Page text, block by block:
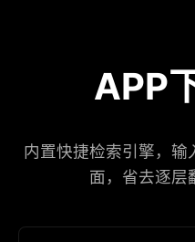
APP
内置快捷检索引擎，输
面，省去逐层